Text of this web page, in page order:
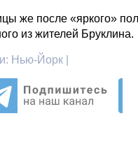
же после «яркого»
из жителей Бруклина.
Нью-Йорк |